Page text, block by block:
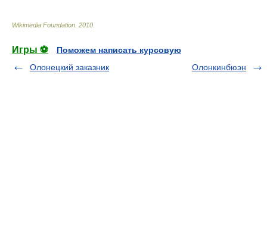
Wikimedia Foundation 2010
Игры ⚽
Поможем написать курсовую
Олонецкий заказник
Олонкинбюэн